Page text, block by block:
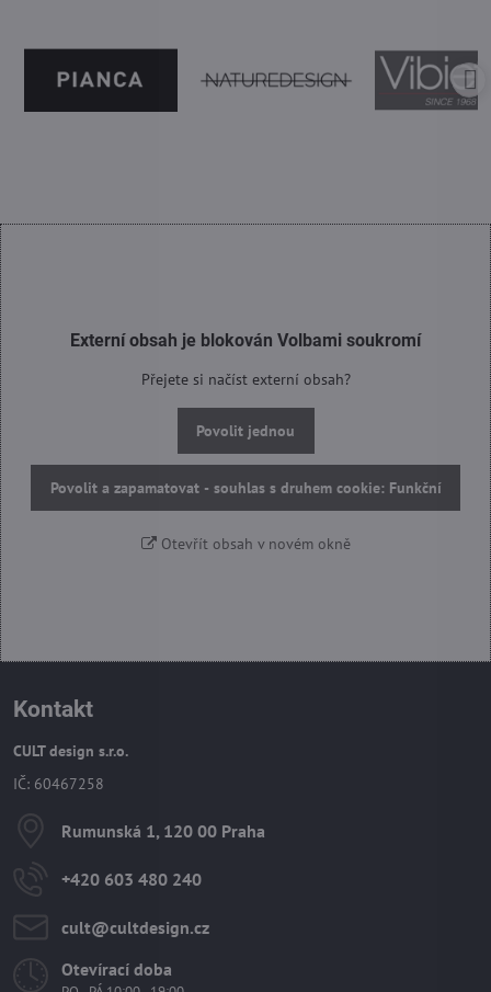
Externí obsah je blokován Volbami soukromí
Přejete si načíst externí obsah?
Povolit jednou
Povolit a zapamatovat - souhlas s druhem cookie: Funkční
Otevřít obsah v novém okně
Kontakt
CULT design s.r.o.
IČ: 60467258
Rumunská 1, 120 00 Praha
+420 603 480 240
cult​@cultdesign​.cz
Otevírací doba